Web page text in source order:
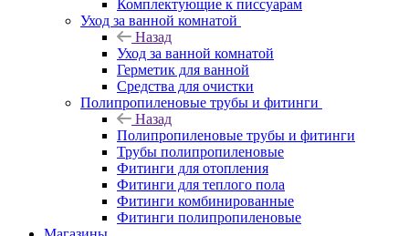
Комплектующие к писсуарам
Уход за ванной комнатой
Назад
Уход за ванной комнатой
Герметик для ванной
Средства для очистки
Полипропиленовые трубы и фитинги
Назад
Полипропиленовые трубы и фитинги
Трубы полипропиленовые
Фитинги для отопления
Фитинги для теплого пола
Фитинги комбинированные
Фитинги полипропиленовые